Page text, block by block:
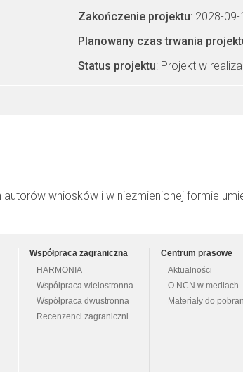
Zakończenie projektu: 2028-09-
Planowany czas trwania
Status projektu: Projekt w
wniosków i w niezmienionej formie
Współpraca zagraniczna
HARMONIA
Współpraca wielostronna
Współpraca dwustronna
Recenzenci zagraniczni
Centrum prasowe
Aktualności
O NCN w mediach
Materiały do